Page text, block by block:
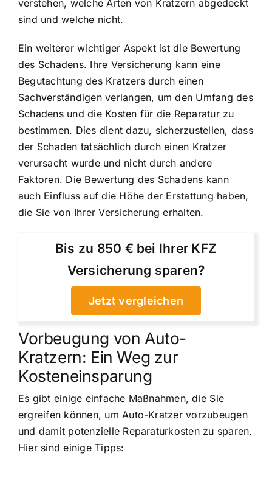
verstehen, welche Arten von Kratzern abgedeckt
sind und welche nicht.
Ein weiterer wichtiger Aspekt ist die Bewertung
des Schadens. Ihre Versicherung kann eine
Begutachtung des Kratzers durch einen
Sachverständigen verlangen, um den Umfang des
Schadens und die Kosten für die Reparatur zu
bestimmen. Dies dient dazu, sicherzustellen, dass
der Schaden tatsächlich durch einen Kratzer
verursacht wurde und nicht durch andere
Faktoren. Die Bewertung des Schadens kann
auch Einfluss auf die Höhe der Erstattung haben,
die Sie von Ihrer Versicherung erhalten.
Bis zu 850 € bei Ihrer KFZ
Versicherung sparen?
Jetzt vergleichen
Vorbeugung von Auto-
Kratzern: Ein Weg zur
Kosteneinsparung
Es gibt einige einfache Maßnahmen, die Sie
ergreifen können, um Auto-Kratzer vorzubeugen
und damit potenzielle Reparaturkosten zu sparen.
Hier sind einige Tipps: